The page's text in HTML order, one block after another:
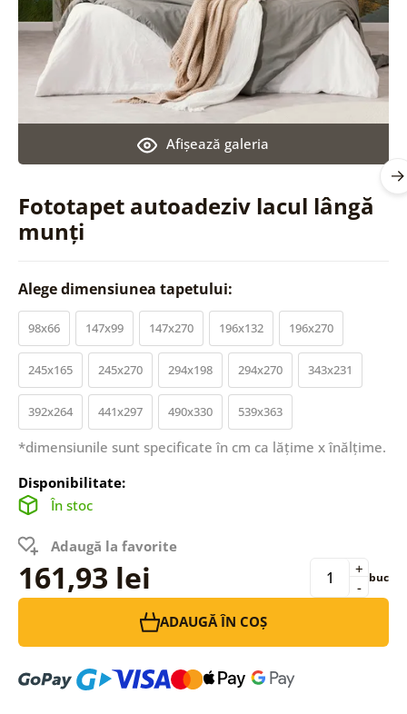
Fototapet autoadeziv lacul lângă
munți
Afişează galeria
Alege dimensiunea tapetului:
98x66 147x99 147x270 196x132 196x270
245x165 245x270 294x198 294x270 343x231
392x264 441x297 490x330 539x363
*dimensiunile sunt specificate în cm ca lățime x înălțime.
Disponibilitate:
În stoc
Adaugă la favorite
161,93 lei -
+ buc
ADAUGĂ ÎN COȘ